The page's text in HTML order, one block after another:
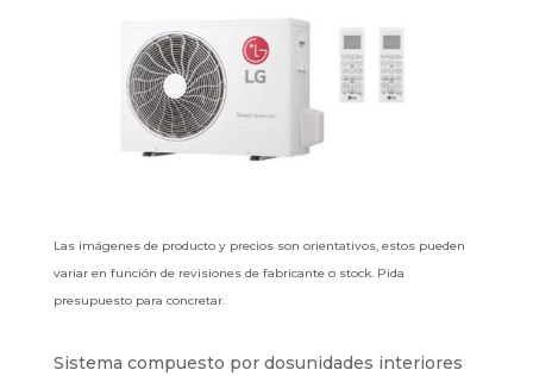
Las imágenes de producto y precios son orientativos, estos pueden
variar en función de revisiones de fabricante o stock. Pida
presupuesto para concretar.
Sistema compuesto por dosunidades interiores